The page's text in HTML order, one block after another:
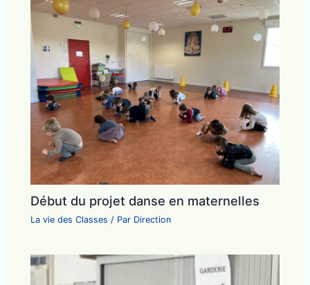
Début du projet danse en maternelles
La vie des Classes / Par Direction